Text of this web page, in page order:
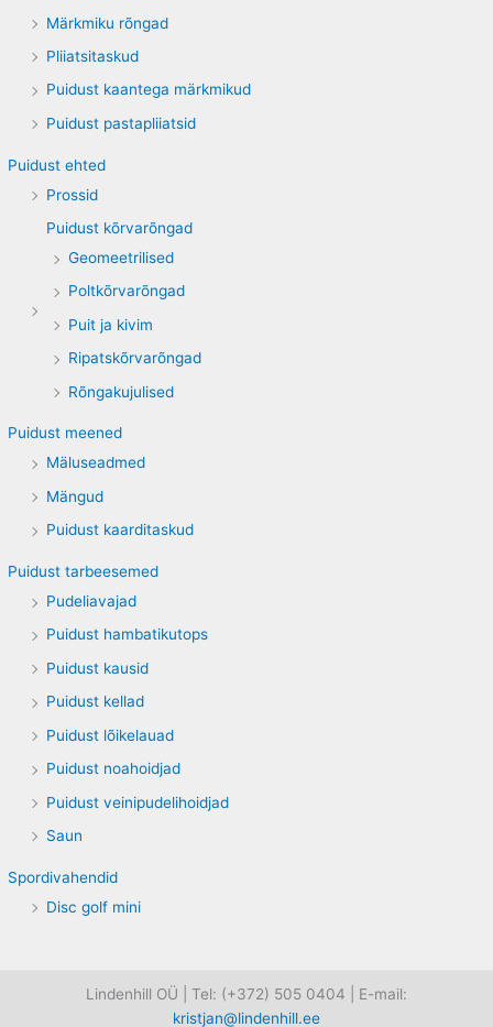
Märkmiku rõngad
Pliiatsitaskud
Puidust kaantega märkmikud
Puidust pastapliiatsid
Puidust ehted
Prossid
Puidust kõrvarõngad
Geomeetrilised
Poltkõrvarõngad
Puit ja kivim
Ripatskõrvarõngad
Rõngakujulised
Puidust meened
Mäluseadmed
Mängud
Puidust kaarditaskud
Puidust tarbeesemed
Pudeliavajad
Puidust hambatikutops
Puidust kausid
Puidust kellad
Puidust lõikelauad
Puidust noahoidjad
Puidust veinipudelihoidjad
Saun
Spordivahendid
Disc golf mini
Lindenhill OÜ | Tel: (+372) 505 0404 | E-mail:
kristjan@lindenhill.ee